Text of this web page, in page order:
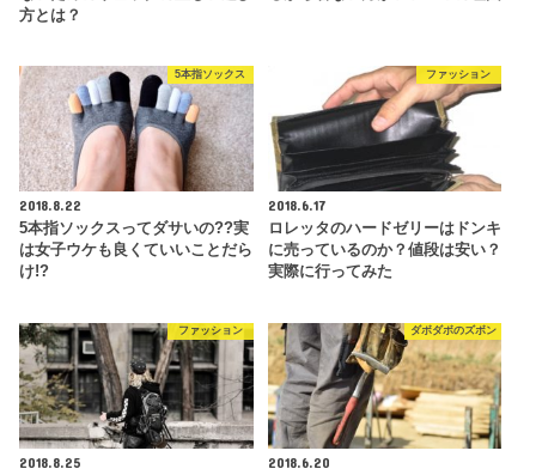
方とは？
5本指ソックス
2018.8.22
5本指ソックスってダサいの??実
は女子ウケも良くていいことだら
け!?
ファッション
2018.6.17
ロレッタのハードゼリーはドンキ
に売っているのか？値段は安い？
実際に行ってみた
ファッション
2018.8.25
ダボダボのズボン
2018.6.20